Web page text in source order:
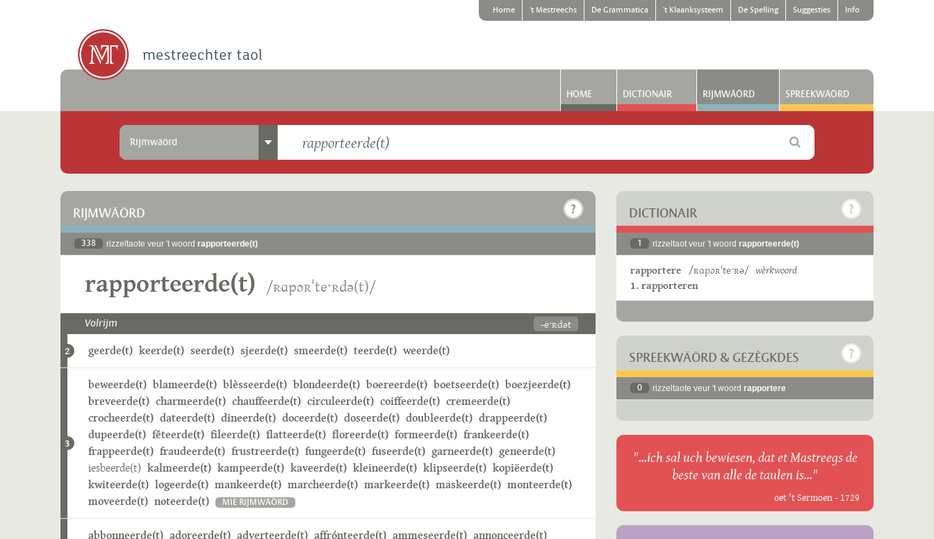
Home 't Mestreechs De Grammatica 't Klaanksysteem De Spelling Suggesties Info
HOME DICTIONAIR RIJMWÄÖRD SPREEKWÄÖRD
Rijmwäörd
RIJMWÄÖRD
338 rizzeltaote veur 't woord rapporteerde(t)
rapporteerde(t) /ʀɑpɔʀˈteˑʀdə(t)/
Volrijm -eˑʀdət
2 geerde(t) keerde(t) seerde(t) sjeerde(t) smeerde(t) teerde(t) weerde(t)
3
beweerde(t) blameerde(t) blèsseerde(t) blondeerde(t) boereerde(t) boetseerde(t) boezjeerde(t)
breveerde(t) charmeerde(t) chauffeerde(t) circuleerde(t) coiffeerde(t) cremeerde(t)
crocheerde(t) dateerde(t) dineerde(t) doceerde(t) doseerde(t) doubleerde(t) drappeerde(t)
dupeerde(t) fêteerde(t) fileerde(t) flatteerde(t) floreerde(t) formeerde(t) frankeerde(t)
frappeerde(t) fraudeerde(t) frustreerde(t) fungeerde(t) fuseerde(t) garneerde(t) geneerde(t)
iesbeerde(t) kalmeerde(t) kampeerde(t) kaveerde(t) kleineerde(t) klipseerde(t) kopiëerde(t)
kwiteerde(t) logeerde(t) mankeerde(t) marcheerde(t) markeerde(t) maskeerde(t) monteerde(t)
moveerde(t) noteerde(t) MIE RIJMWÄÖRD
abbonneerde(t) adoreerde(t) adverteerde(t) affrónteerde(t) ammeseerde(t) annonceerde(t)
DICTIONAIR
1 rizzeltaot veur 't woord rapporteerde(t)
rapportere /ʀɑpɔʀˈteˑʀə/ wèrkwoord
1. rapporteren
SPREEKWÄÖRD & GEZÈGKDES
0 rizzeltaote veur 't woord rapportere
"...ich sal uch bewiesen, dat et Mastreegs de
beste van alle de taulen is..."
oet 't Sermoen - 1729